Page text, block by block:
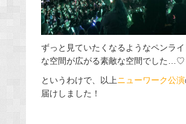
ずっと見ていたくなるようなペンラ
な空間が広がる素敵な空間でした…♡
というわけで、以上ニューワーク公演
届けしました！